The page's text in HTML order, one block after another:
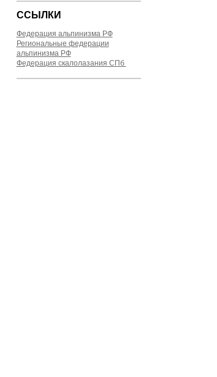
ССЫЛКИ
Федерация альпинизма РФ
Региональные федерации
альпинизма РФ
Федерация скалолазания СПб